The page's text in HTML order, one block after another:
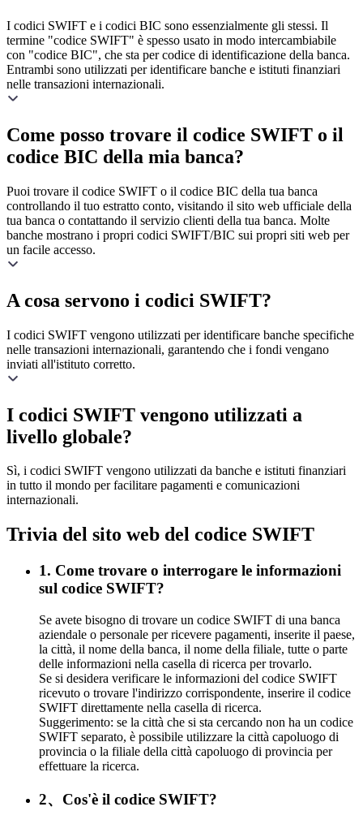
I codici SWIFT e i codici BIC sono essenzialmente gli stessi. Il
termine "codice SWIFT" è spesso usato in modo intercambiabile
con "codice BIC", che sta per codice di identificazione della banca.
Entrambi sono utilizzati per identificare banche e istituti finanziari
nelle transazioni internazionali.
Come posso trovare il codice SWIFT o il
codice BIC della mia banca?
Puoi trovare il codice SWIFT o il codice BIC della tua banca
controllando il tuo estratto conto, visitando il sito web ufficiale della
tua banca o contattando il servizio clienti della tua banca. Molte
banche mostrano i propri codici SWIFT/BIC sui propri siti web per
un facile accesso.
A cosa servono i codici SWIFT?
I codici SWIFT vengono utilizzati per identificare banche specifiche
nelle transazioni internazionali, garantendo che i fondi vengano
inviati all'istituto corretto.
I codici SWIFT vengono utilizzati a
livello globale?
Sì, i codici SWIFT vengono utilizzati da banche e istituti finanziari
in tutto il mondo per facilitare pagamenti e comunicazioni
internazionali.
Trivia del sito web del codice SWIFT
1. Come trovare o interrogare le informazioni
sul codice SWIFT?
Se avete bisogno di trovare un codice SWIFT di una banca
aziendale o personale per ricevere pagamenti, inserite il paese,
la città, il nome della banca, il nome della filiale, tutte o parte
delle informazioni nella casella di ricerca per trovarlo.
Se si desidera verificare le informazioni del codice SWIFT
ricevuto o trovare l'indirizzo corrispondente, inserire il codice
SWIFT direttamente nella casella di ricerca.
Suggerimento: se la città che si sta cercando non ha un codice
SWIFT separato, è possibile utilizzare la città capoluogo di
provincia o la filiale della città capoluogo di provincia per
effettuare la ricerca.
2、Cos'è il codice SWIFT?